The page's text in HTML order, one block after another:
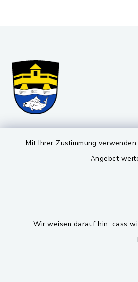
Mit Ihrer Zustimmung
Angebot
Wir weisen darauf hin, dass
Markt Schwarzenfeld